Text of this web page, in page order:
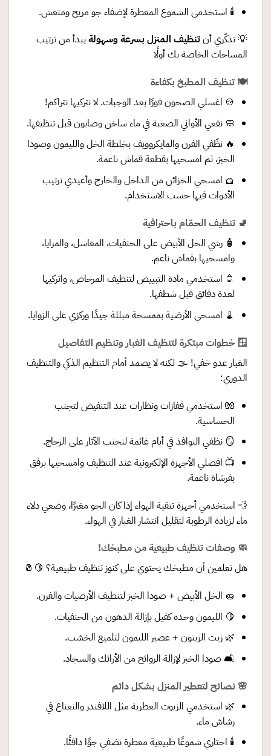
🕯️ استخدمي الشموع المعطرة لإضفاء جو مريح ومنعش.
💡 تذكّري أنتنظيف المنزل بسرعة وسهولةيبدأ من ترتيب
المساحات الخاصة بك أولًا
🍽️ تنظيف المطبخ بكفاءة
🍲 اغسلي الصحون فورًا بعد الوجبات. لا تتركيها تتراكم!
🧼 نقعي الأواني الصعبة في ماء ساخن وصابون قبل تنظيفها.
🔥 نظّفي الفرن والمايكروويف بخلطة الخل والليمون وصودا
الخبز، ثم امسحيها بقطعة قماش ناعمة.
🧺 امسحي الخزائن من الداخل والخارج وأعيدي ترتيب
الأدوات فيها حسب الاستخدام.
🚽 تنظيف الحمّام باحترافية
🧴 رشي الخل الأبيض على الحنفيات، المغاسل، والمرايا،
وامسحيها بقماش ناعم.
🚿 استخدمي مادة التبييض لتنظيف المرحاض، واتركيها
لعدة دقائق قبل شطفها.
🧹 امسحي الأرضية بممسحة مبللة جيدًا وركزي على الزوايا.
🪟 خطوات مبتكرة لتنظيف الغبار وتنظيم التفاصيل
الغبار عدو خفي! 🌫️ لكنه لا يصمد أمام التنظيم الذكي والتنظيف
الدوري:
🧤 استخدمي قفازات ونظارات عند التنفيض لتجنب
الحساسية.
🪞 نظفي النوافذ في أيام غائمة لتجنب الآثار على الزجاج.
📺 افصلي الأجهزة الإلكترونية عند التنظيف وامسحيها برفق
بفرشاة ناعمة.
💨 استخدمي أجهزة تنقية الهواء إذا كان الجو مغبرًا، وضعي دلاء
ماء لزيادة الرطوبة لتقليل انتشار الغبار في الهواء.
🧼 وصفات تنظيف طبيعية من مطبخك!
هل تعلمين أن مطبخك يحتوي على كنوز تنظيف طبيعية؟ 🍋🧂
🧽 الخل الأبيض + صودا الخبز لتنظيف الأرضيات والفرن.
🍋 الليمون وحده كفيل بإزالة الدهون من الحنفيات.
🌿 زيت الزيتون + عصير الليمون لتلميع الخشب.
🛋️ صودا الخبز لإزالة الروائح من الأرائك والسجاد.
🌸 نصائح لتعطير المنزل بشكل دائم
🌿 استخدمي الزيوت العطرية مثل اللافندر والنعناع في
رشاش ماء.
🕯️ اختاري شموعًا طبيعية معطرة تضفي جوًا دافئًا.